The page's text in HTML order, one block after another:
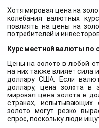
Хотя мировая цена на
колебания валютных
повлиять на цены на
потребителей и
Курс местной валюты
Цены на золото в любой
на них также влияет сила
доллару США. Если
доллару, цена золота в
мировая цена золота в
странах,
золото могут резко
спрос, поскольку люди